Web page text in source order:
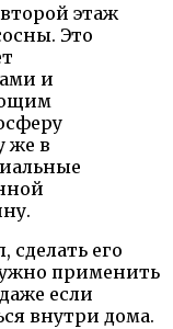
этаж
Это
и
же в
сделать его
применить
если
внутри дома.